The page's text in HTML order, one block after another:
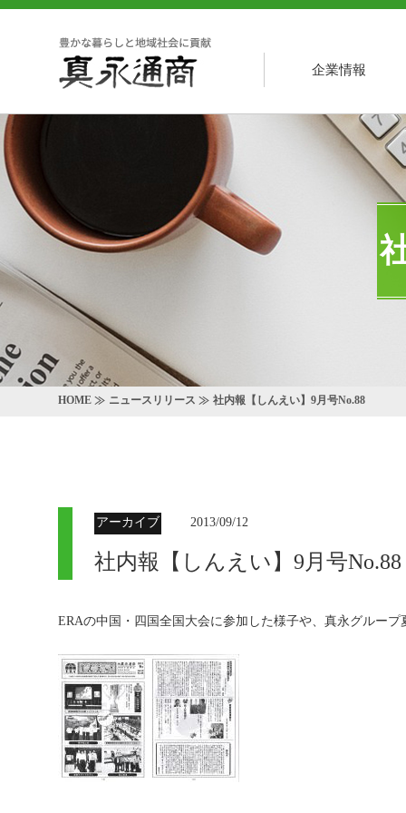
企業情報
HOME ニュースリリース 社内報【しんえい】9月号No.88
アーカイブ 2013/09/12
社内報【しんえい】9月号No.88
ERAの中国・四国全国大会に参加した様子や、真永グループ